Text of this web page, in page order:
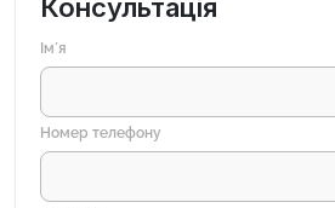
Консультація
Імʼя
Номер телефону